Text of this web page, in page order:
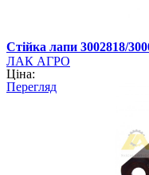
Стійка лапи 3002818/
ЛАК АГРО
Ціна:
Перегляд